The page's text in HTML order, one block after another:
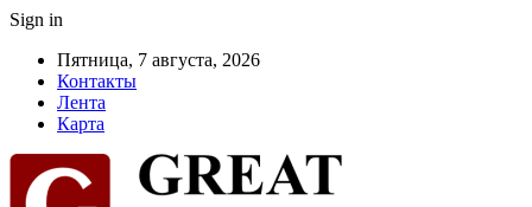
Sign in
Пятница, 7 августа, 2026
Контакты
Лента
Карта